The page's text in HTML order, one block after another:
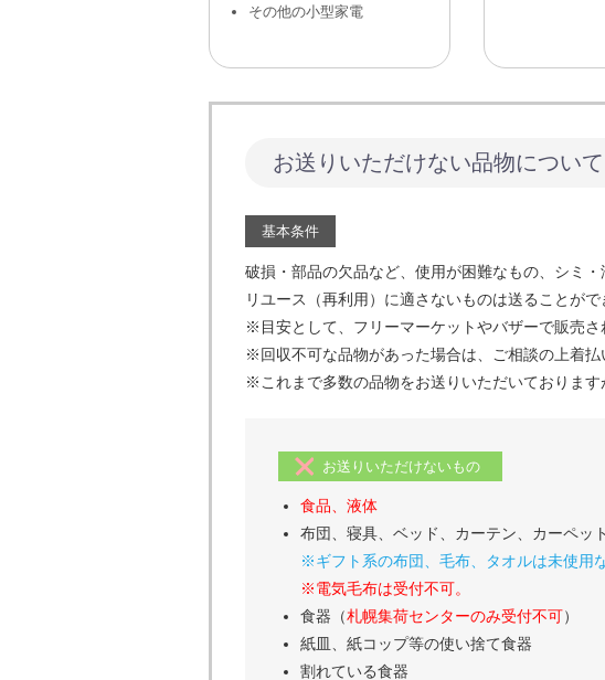
その他の小型家電
お送りいただけない品物について
基本条件
破損・部品の欠品など、使用が困難なもの、シミ
リユース（再利用）に適さないものは送ることがで
※目安として、フリーマーケットやバザーで販売さ
※回収不可な品物があった場合は、ご相談の上着
※これまで多数の品物をお送りいただいておりま
お送りいただけないもの
食品、液体
布団、寝具、ベッド、カーテン、カーペット
※ギフト系の布団、毛布、タオルは未使用な
※電気毛布は受付不可。
食器（札幌集荷センターのみ受付不可）
紙皿、紙コップ等の使い捨て食器
割れている食器